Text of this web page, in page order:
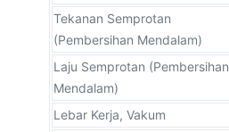
Tekanan Semprotan
(Pembersihan Mendalam)
Laju Semprotan (Pembersihan
Mendalam)
Lebar Kerja, Vakum